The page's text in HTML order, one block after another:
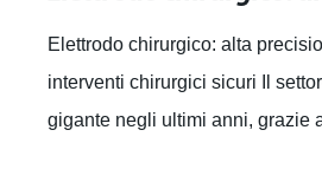
Elettrodo chirurgico: alta
interventi chirurgici sicuri Il
gigante negli ultimi anni, grazie